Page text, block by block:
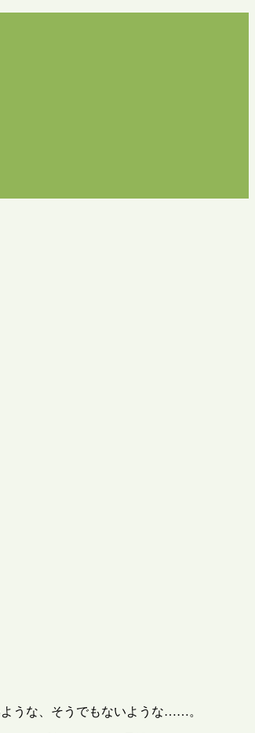
うな、そうでもないような……。